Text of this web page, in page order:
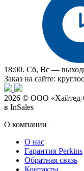
18:00. Сб, Вс —
Заказ на сайте:
2026 © ООО «Хайтед-
в InSales
О компании
О нас
Гарантия Perkins
Обратная связь
Контакты